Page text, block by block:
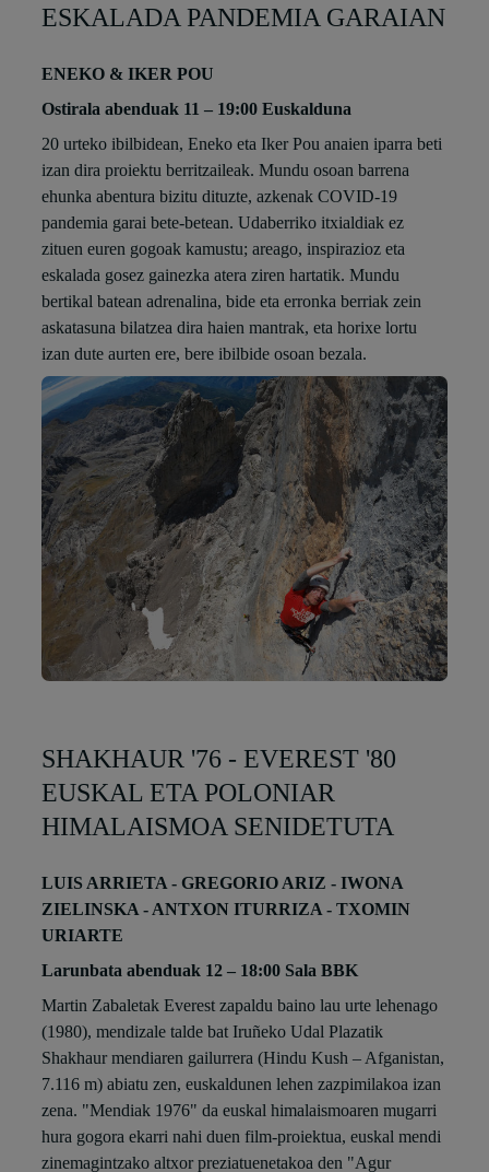
ESKALADA PANDEMIA GARAIAN
ENEKO & IKER POU
Ostirala abenduak 11 – 19:00 Euskalduna
20 urteko ibilbidean, Eneko eta Iker Pou anaien iparra beti
izan dira proiektu berritzaileak. Mundu osoan barrena
ehunka abentura bizitu dituzte, azkenak COVID-19
pandemia garai bete-betean. Udaberriko itxialdiak ez
zituen euren gogoak kamustu; areago, inspirazioz eta
eskalada gosez gainezka atera ziren hartatik. Mundu
bertikal batean adrenalina, bide eta erronka berriak zein
askatasuna bilatzea dira haien mantrak, eta horixe lortu
izan dute aurten ere, bere ibilbide osoan bezala.
SHAKHAUR '76 - EVEREST '80
EUSKAL ETA POLONIAR
HIMALAISMOA SENIDETUTA
LUIS ARRIETA - GREGORIO ARIZ - IWONA
ZIELINSKA - ANTXON ITURRIZA - TXOMIN
URIARTE
Larunbata abenduak 12 – 18:00 Sala BBK
Martin Zabaletak Everest zapaldu baino lau urte lehenago
(1980), mendizale talde bat Iruñeko Udal Plazatik
Shakhaur mendiaren gailurrera (Hindu Kush – Afganistan,
7.116 m) abiatu zen, euskaldunen lehen zazpimilakoa izan
zena. "Mendiak 1976" da euskal himalaismoaren mugarri
hura gogora ekarri nahi duen film-proiektua, euskal mendi
zinemagintzako altxor preziatuenetakoa den "Agur